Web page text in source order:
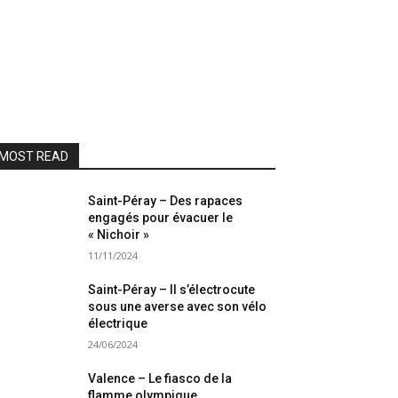
READ
Saint-Péray – Des rapaces
engagés pour évacuer le
« Nichoir »
11/11/2024
Saint-Péray – Il s’électrocute
sous une averse avec son vélo
électrique
24/06/2024
Valence – Le fiasco de la